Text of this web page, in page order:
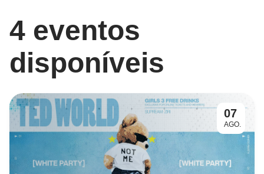
4 eventos
disponíveis
07
AGO.